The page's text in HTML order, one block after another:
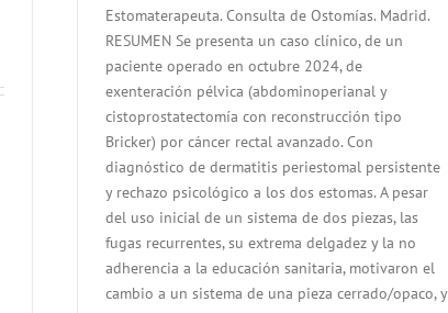
Estomaterapeuta. Consulta de Ostomías. Madrid.
RESUMEN Se presenta un caso clínico, de un
paciente operado en octubre 2024, de
exenteración pélvica (abdominoperianal y
cistoprostatectomía con reconstrucción tipo
Bricker) por cáncer rectal avanzado. Con
diagnóstico de dermatitis periestomal persistente
y rechazo psicológico a los dos estomas. A pesar
del uso inicial de un sistema de dos piezas, las
fugas recurrentes, su extrema delgadez y la no
adherencia a la educación sanitaria, motivaron el
cambio a un sistema de una pieza cerrado/opaco, y